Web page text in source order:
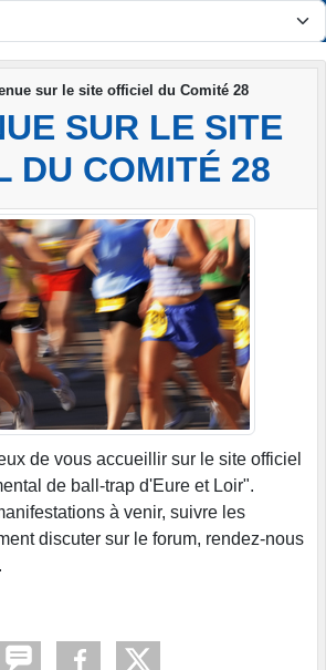
sur le site officiel du Comité 28
SUR LE SITE
DU COMITÉ 28
de vous accueillir sur le site officiel
de ball-trap d'Eure et Loir".
à venir, suivre les
discuter sur le forum, rendez-nous
cookies